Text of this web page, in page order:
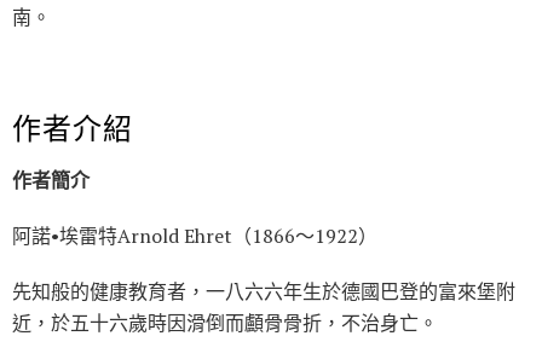
南。
作者介紹
作者簡介
阿諾•埃雷特Arnold Ehret（1866～1922）
先知般的健康教育者，一八六六年生於德國巴登的富來堡附
近，於五十六歲時因滑倒而顱骨骨折，不治身亡。